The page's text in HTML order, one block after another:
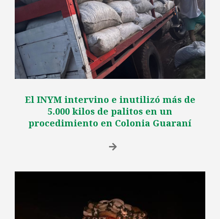
El INYM intervino e inutilizó más de
5.000 kilos de palitos en un
procedimiento en Colonia Guaraní